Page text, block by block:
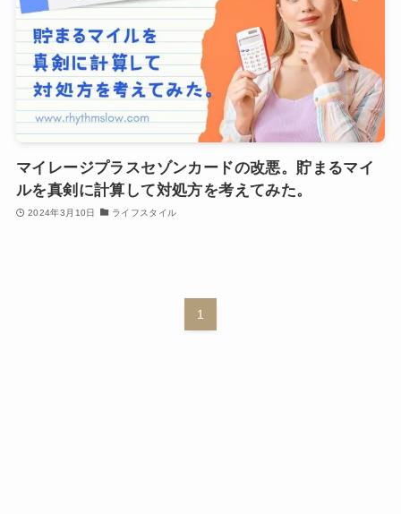
マイレージプラスセゾンカードの改悪。貯まるマイ
ルを真剣に計算して対処方を考えてみた。
2024年3月10日 ライフスタイル
1